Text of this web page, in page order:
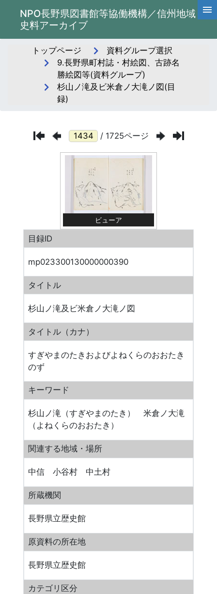
NPO長野県図書館等協働機構／信州地域
史料アーカイブ
トップページ
資料グループ選択
9.長野県町村誌・村絵図、古跡名
勝絵図等(資料グループ)
杉山ノ滝及ビ米倉ノ大滝ノ図(目
録)
/ 1725ページ
ビューア
目録ID
mp023300130000000390
タイトル
杉山ノ滝及ビ米倉ノ大滝ノ図
タイトル（カナ）
すぎやまのたきおよびよねくらのおおたき
のず
キーワード
杉山ノ滝（すぎやまのたき） 米倉ノ大滝
（よねくらのおおたき）
関連する地域・場所
中信 小谷村 中土村
所蔵機関
長野県立歴史館
原資料の所在地
長野県立歴史館
カテゴリ区分